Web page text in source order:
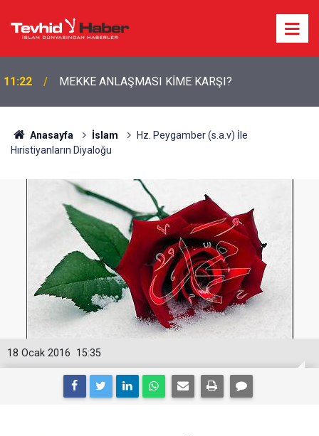
10:57
HÜRMÜZ PAZARLIĞINDA İŞGALCİ ABD’NİN
ŞARTLARI ORTAYA ÇIKTI
Anasayfa İslam
Hz. Peygamber (s.a.v) İle
Hıristiyanların Diyaloğu
15:35
18 Ocak 2016